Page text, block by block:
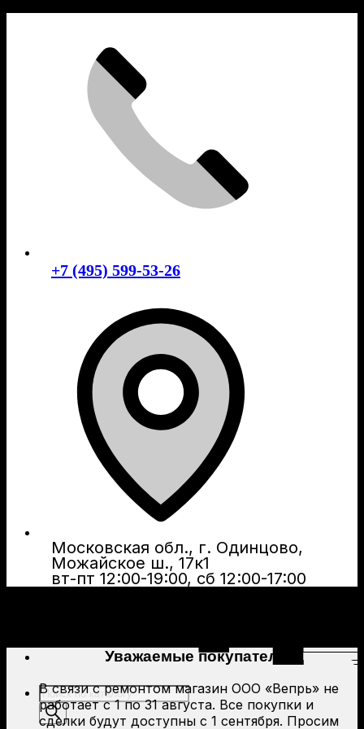
+7 (495) 599-53-26
Московская обл., г. Одинцово,
Можайское ш., 17к1
вт-пт 12:00-19:00, сб 12:00-17:00
Поиск
товаров
Уважаемые покупатели!
В связи с ремонтом магазин ООО «Вепрь» не
работает с 1 по 31 августа. Все покупки и
сделки будут доступны с 1 сентября. Просим